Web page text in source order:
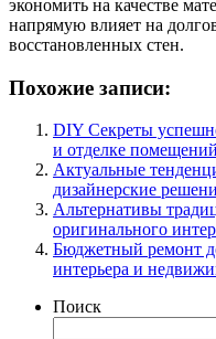
экономить на качестве
напрямую влияет на
восстановленных стен.
Похожие записи:
DIY Секреты
и отделке помещений
Актуальные
дизайнерские
Альтернативы
оригинального
Бюджетный ремонт
интерьера и
Поиск